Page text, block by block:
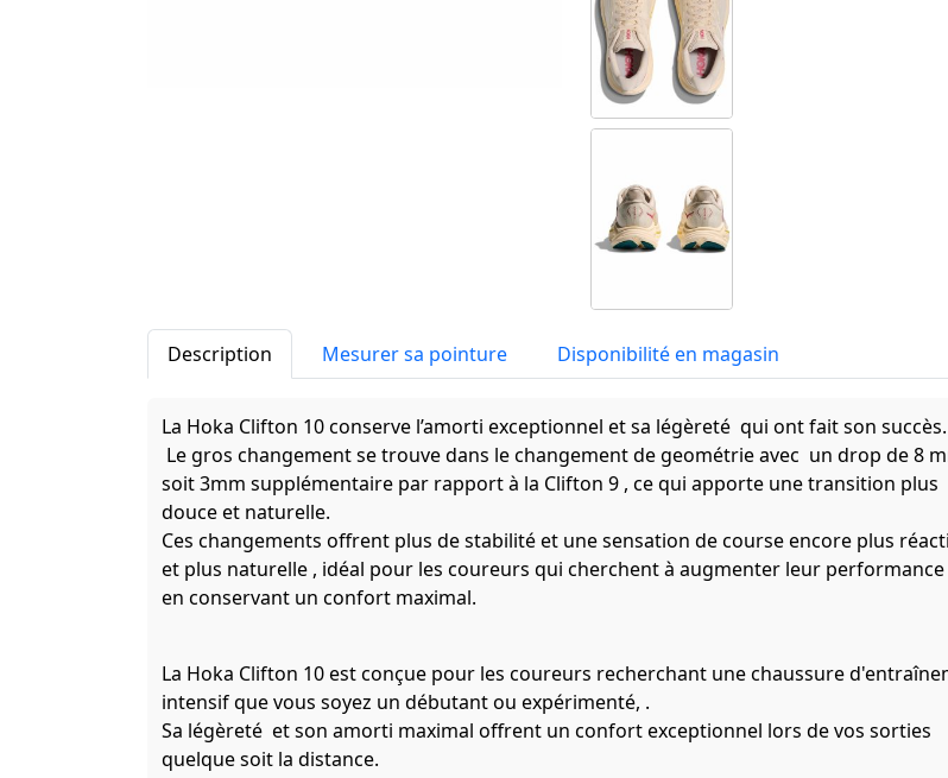
Description Mesurer sa pointure Disponibilité en magasin
La Hoka Clifton 10 conserve l’amorti exceptionnel et sa légèreté qui ont fait son succès.
Le gros changement se trouve dans le changement de geométrie avec un drop de 8
soit 3mm supplémentaire par rapport à la Clifton 9 , ce qui apporte une transition plus
douce et naturelle.
Ces changements offrent plus de stabilité et une sensation de course encore plus
et plus naturelle , idéal pour les coureurs qui cherchent à augmenter leur
en conservant un confort maximal.
La Hoka Clifton 10 est conçue pour les coureurs recherchant une chaussure
intensif que vous soyez un débutant ou expérimenté, .
Sa légèreté et son amorti maximal offrent un confort exceptionnel lors de vos sorties
quelque soit la distance.